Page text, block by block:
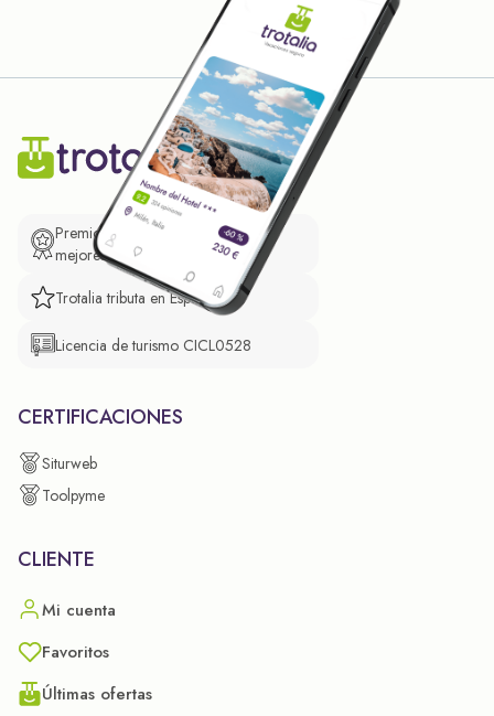
Premio de El Confidencial a las
mejores prácticas empresariales.
Trotalia tributa en España
Licencia de turismo CICL0528
CERTIFICACIONES
Siturweb
Toolpyme
CLIENTE
Mi cuenta
Favoritos
Últimas ofertas